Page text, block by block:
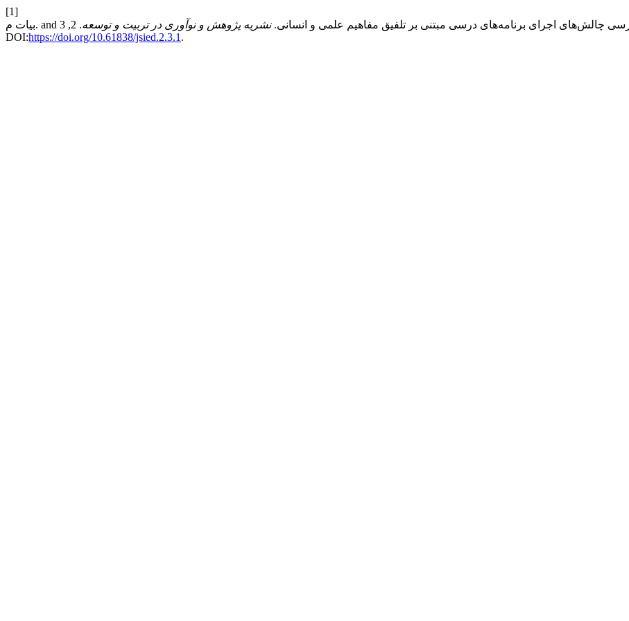
[1]
نشریه پژوهش و نوآوری در تربیت و توسعه
. 2, 3 (Sept. 1401), 1–10.
DOI:https://doi.org/10.61838/jsied.2.3.1 .